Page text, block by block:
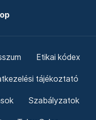
Etikai kódex
tájékoztató
Szabályzatok